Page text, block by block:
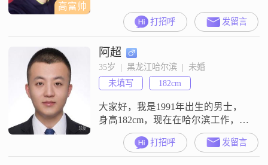
高富帅
打招呼 发留言
阿超
35岁  |  黑龙江哈尔滨  |  未婚
未填写
182cm
大家好，我是1991年出生的男士，
身高182cm，现在在哈尔滨工作，学
历是大专，月收入在5001到8000元
之间##3002##我这个人性格比较稳
重可靠，平时是乐观积极的状态，
打招呼 发留言